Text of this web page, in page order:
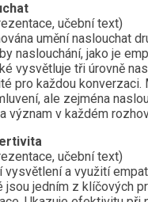
učební text)
umění naslouchat
naslouchání, jako je
vysvětluje tři úrovně
pro každou konverzaci.
ale zejména
význam v každém
učební text)
vysvětlení a využití
jsou jedním z klíčových